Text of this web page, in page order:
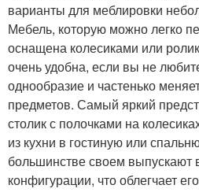
варианты для меблировки
Мебель, которую можно легко
оснащена колесиками или
очень удобна, если вы не
однообразие и частенько
предметов. Самый яркий
столик с полочками на
из кухни в гостиную или
большинстве своем
конфигурации, что облегчает